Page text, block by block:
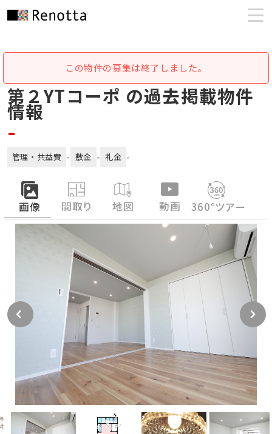
この物件の募集は終了しました。
第２YTコーポ の過去掲載物件
情報
-
管理・共益費 - 敷金 - 礼金 -
画像 間取り 地図 動画 360°ツアー